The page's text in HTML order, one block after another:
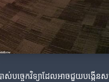
ស់បច្ចេកវិទ្យាដែលអាចជួយបង្កើ